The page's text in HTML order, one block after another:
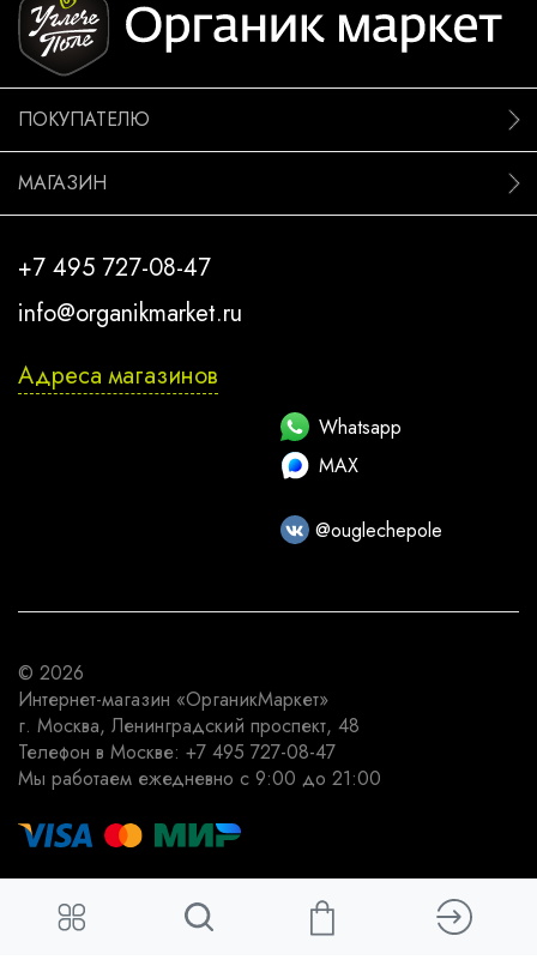
ПОКУПАТЕЛЮ
МАГАЗИН
+7 495 727-08-47
info@organikmarket.ru
Адреса магазинов
Whatsapp
MAX
@ouglechepole
© 2026
Интернет-магазин «ОрганикМаркет»
г. Москва, Ленинградский проспект, 48
Телефон в Москве: +7 495 727-08-47
Мы работаем ежедневно с 9:00 до 21:00